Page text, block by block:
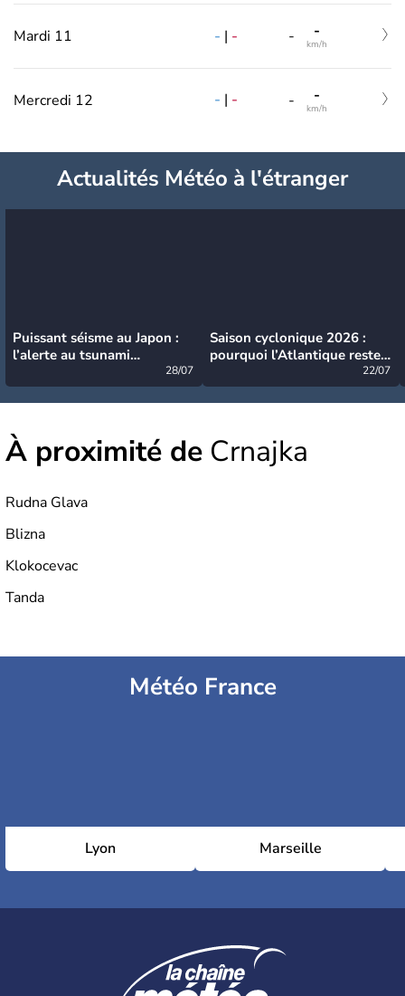
Mardi 11 - | - - -
km/h
Mercredi 12 - | - - -
km/h
Actualités Météo à l'étranger
Puissant séisme au Japon :
l’alerte au tsunami
28/07
Saison cyclonique 2026 :
pourquoi l’Atlantique reste
22/07
À proximité de Crnajka
Rudna Glava
Blizna
Klokocevac
Tanda
Météo France
Lyon Marseille